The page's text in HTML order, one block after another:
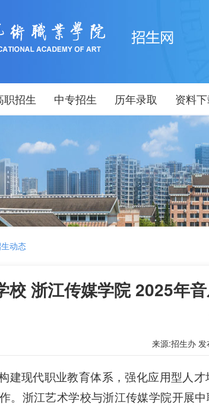
职招生 中专招生 历年录取 资料
动态
校 浙江传媒学院 2025年
来源:招生办
建现代职业教育体系，强化应用型人才
。浙江艺术学校与浙江传媒学院开展中